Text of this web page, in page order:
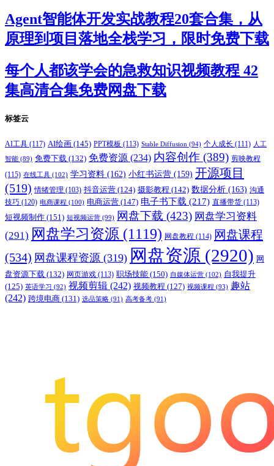
Agent智能体开发实战教程20套合集，从
原理到项目落地全栈学习，限时免费下载
每个人都该学会的急救知识视频教程 42
集高清合集免费网盘下载
标签云
AI工具 (117) AI绘画 (145) PPT模板 (113) Stable Diffusion (94) 个人成长 (111) 人工
智能 (89) 免费下载 (132) 免费资源 (234) 内容创作 (389) 剪映教程
(115) 在线工具 (102) 学习资料 (162) 小红书运营 (159) 开源项目
(519) 情绪管理 (103) 抖音运营 (124) 摄影教程 (142) 数据分析 (163) 沟通
技巧 (120) 电商课程 (100) 电商运营 (147) 电子书下载 (217) 直播带货 (113)
短视频制作 (151) 短视频运营 (99) 网盘下载 (423) 网盘学习资料
(291) 网盘学习资源 (1119) 网盘教程 (114) 网盘课程
(534) 网盘课程资源 (319) 网盘资源 (2920) 网
盘资源下载 (132) 网页游戏 (113) 职场技能 (150) 自媒体运营 (102) 自我提升
(125) 英语学习 (92) 视频剪辑 (242) 视频教程 (127) 视频课程 (93) 趣站
(242) 跨境电商 (131) 选品策略 (91) 高考备考 (91)